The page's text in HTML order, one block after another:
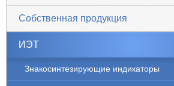
Собственная продукция
ИЭТ
Знакосинтезирующие индикаторы